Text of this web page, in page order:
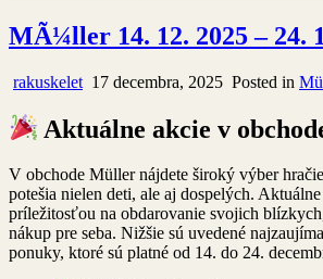
MÃ¼ller 14. 12. 2025 – 24.
rakuskelet 17 decembra, 2025 Posted in
Aktuálne akcie v
V obchode Müller nájdete široký výber
potešia nielen deti, ale aj dospelých.
príležitosťou na obdarovanie svojich
nákup pre seba. Nižšie sú uvedené
ponuky, ktoré sú platné od 14. do 24.